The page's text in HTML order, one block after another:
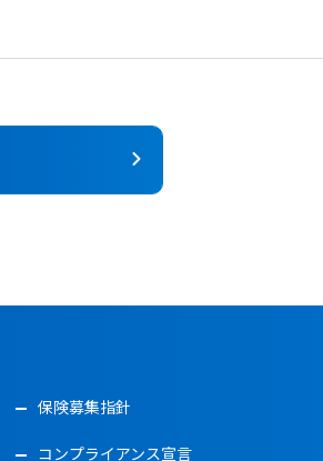
保険募集指針
コンプライアンス宣言